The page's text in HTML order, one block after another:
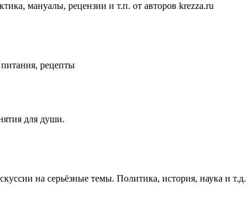
мануалы, рецензии и т.п. от авторов krezza.ru
рецепты
для души.
на серьёзные темы. Политика, история, наука и т.д.